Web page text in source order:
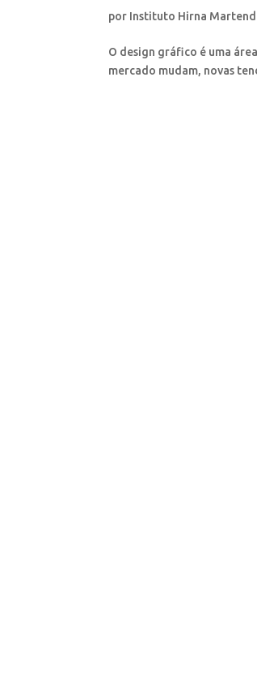
por Instituto Hirna
O design gráfico é uma
mercado mudam, novas